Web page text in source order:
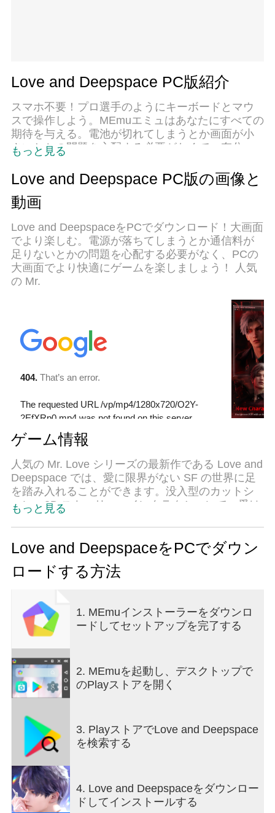
Love and Deepspace PC版紹介
スマホ不要！プロ選手のようにキーボードとマウ
スで操作しよう。MEmuエミュはあなたにすべての
期待を与える。電池が切れてしまうとか画面が小
さいとかの問題を心配する必要がなくて、存分
MEmuエミュ7はPCでLove and Deepspaceをプレ
イするのに最適！完璧なキーマッピングシステム
により、まるでパソコンゲームみたい。マルチイ
行！唯一無二な仮想化エンジンがパソコンの可能
性を最大限になる。遊べるだけでなく、より楽し
める！
もっと見る
Love and Deepspace PC版の画像と
動画
Love and DeepspaceをPCでダウンロード！大画面
でより楽しむ。電源が落ちてしまうとか通信料が
足りないとかの問題を心配する必要がなく、PCの
大画面でより快適にゲームを楽しましょう！ 人気
の Mr.
ゲーム情報
人気の Mr. Love シリーズの最新作である Love and
Deepspace では、愛に限界がない SF の世界に足
を踏み入れることができます。没入型のカットシ
ーン、3D ストーリー、インタラクションで、愛は
[新しい恋愛対象のケイレブがデビュー]
ケイレブが正式にデビューし、メインストーリー
は何層にもわたる謎を通して展開されます！バー
ました。多次元の真新しい旅で、より没入型のラ
ブストーリーを提供します。
[一人称 3D ストーリー]
点のストーリーで、彼との重要な瞬間に完全に没
頭し、彼の呼吸と存在を近くで感じることができ
ます。現実と仮想世界の境界を打ち破り、究極の
[3D インタラクション]
リアルタイム 3D レンダリングにより、リアルなイ
密な瞬間を体験し、あなたの行動がユニークな反
応を引き起こすのを見て、忘れられないデート、
甘い音声メッセージなどを味わってください。
もっと見る
Love and DeepspaceをPCでダウン
ロードする方法
1. MEmuインストーラーをダウンロ
ードしてセットアップを完了する
2. MEmuを起動し、デスクトップで
のPlayストアを開く
3. PlayストアでLove and Deepspace
を検索する
4. Love and Deepspaceをダウンロー
ドしてインストールする